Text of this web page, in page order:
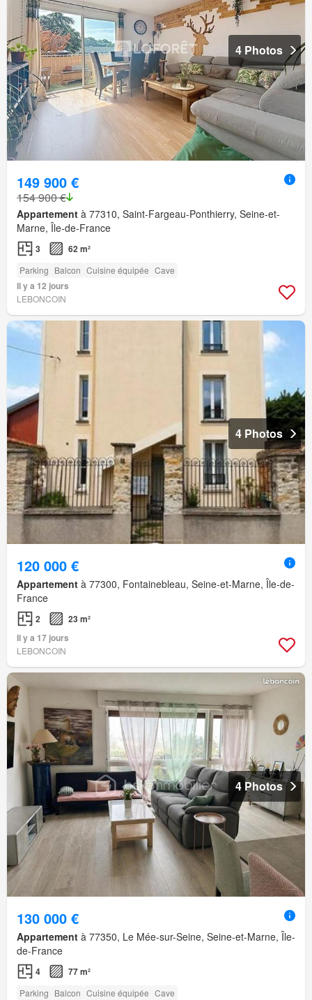
4 Photos
149 900 €
154 900 €
Appartement à 77310, Saint-Fargeau-Ponthierry, Seine-et-
Marne, Île-de-France
3 62 m²
Parking Balcon Cuisine équipée Cave
Il y a 12 jours
LEBONCOIN
4 Photos
120 000 €
Appartement à 77300, Fontainebleau, Seine-et-Marne, Île-de-
France
2
23 m²
Il y a 17 jours
LEBONCOIN
4 Photos
130 000 €
Appartement à 77350, Le Mée-sur-Seine, Seine-et-Marne, Île-
de-France
4 77 m²
Parking Balcon Cuisine équipée Cave